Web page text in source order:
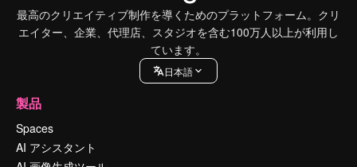
最高のクリエイティブ制作を導くためのプラットフォーム。クリ
エイター、企業、代理店、スタジオを含む100万人以上が利用し
ています。
日本語
製品
Spaces
AI アシスタント